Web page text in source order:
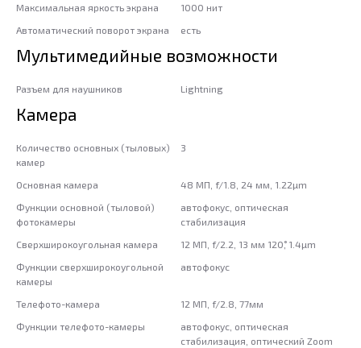
Максимальная яркость экрана
1000 нит
Автоматический поворот экрана
есть
Мультимедийные возможности
Разъем для наушников Lightning
Камера
Количество основных (тыловых)
камер
3
Основная камера
48 МП, f/1.8, 24 мм, 1.22µm
Функции основной (тыловой)
фотокамеры
автофокус, оптическая
стабилизация
Сверхширокоугольная камера
12 МП, f/2.2, 13 мм 120˚, 1.4µm
Функции сверхширокоугольной
камеры
автофокус
Телефото-камера
12 МП, f/2.8, 77мм
Функции телефото-камеры
автофокус, оптическая
стабилизация, оптический Zoom